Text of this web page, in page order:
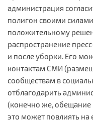
администрация
полигон своими
положительному
распространение
и после уборки. Его
контактам СМИ
сообществам в
отблагодарить
(конечно же, обещание
это может повлиять на